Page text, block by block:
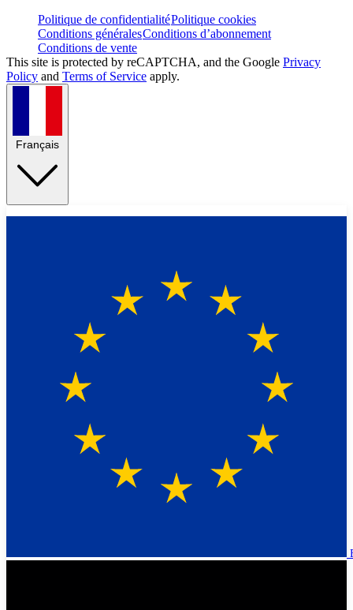
Politique de confidentialitéPolitique cookies
Conditions généralesConditions d’abonnement
Conditions de vente
This site is protected by reCAPTCHA, and the Google Privacy
Policy and Terms of Service apply.
Français